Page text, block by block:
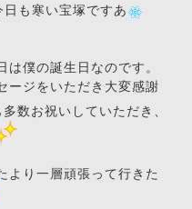
も寒い宝塚ですあ
は僕の誕生日なのです。
ージをいただき大変感謝
数お祝いしていただき、
より一層頑張って行きた